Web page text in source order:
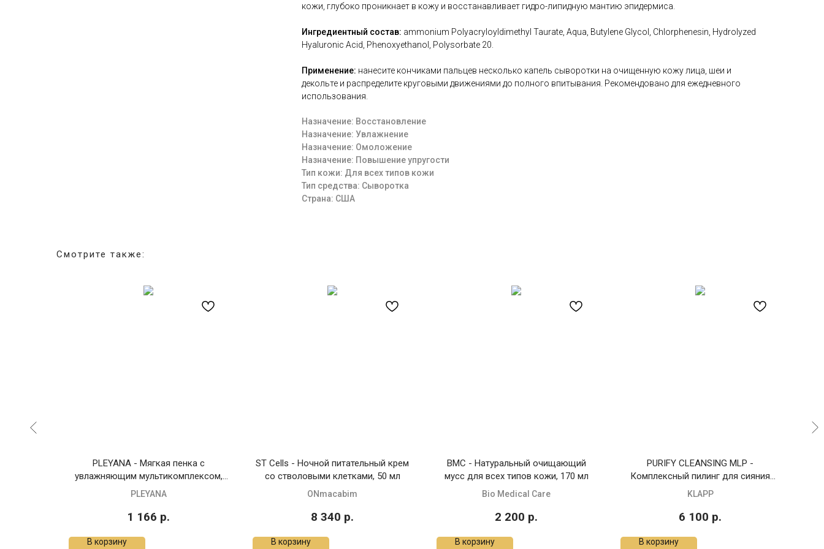
кожи, глубоко проникнает в кожу и восстанавливает гидро-липидную мантию эпидермиса.
Ингредиентный состав: ammonium Polyacryloyldimethyl Taurate, Aqua, Butylene Glycol, Chlorphenesin, Hydrolyzed
Hyaluronic Acid, Phenoxyethanol, Polysorbate 20.
Применение: нанесите кончиками пальцев несколько капель сыворотки на очищенную кожу лица, шеи и
декольте и распределите круговыми движениями до полного впитывания. Рекомендовано для ежедневного
использования.
Назначение: Восстановление
Назначение: Увлажнение
Назначение: Омоложение
Назначение: Повышение упругости
Тип кожи: Для всех типов кожи
Тип средства: Сыворотка
Страна: США
Смотрите также:
PLEYANA - Мягкая пенка с
увлажняющим мультикомплексом,
170 мл
PLEYANA
1 166 р.
В корзину
ST Cells - Ночной питательный крем
со стволовыми клетками, 50 мл
ONmacabim
8 340 р.
В корзину
BMC - Натуральный очищающий
мусс для всех типов кожи, 170 мл
Bio Medical Care
2 200 р.
В корзину
PURIFY CLEANSING MLP -
Комплексный пилинг для сияния
кожи, 30 мл
KLAPP
6 100 р.
В корзину